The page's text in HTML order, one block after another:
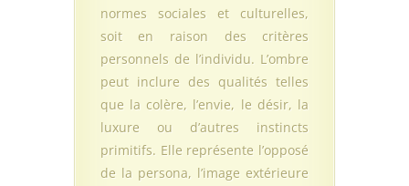
normes sociales et culturelles,
soit en raison des critères
personnels de l’individu. L’ombre
peut inclure des qualités telles
que la colère, l’envie, le désir, la
luxure ou d’autres instincts
primitifs. Elle représente l’opposé
de la persona, l’image extérieure